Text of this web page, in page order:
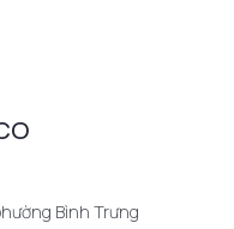
Bình Trưng